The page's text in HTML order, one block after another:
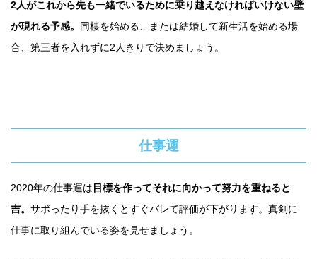
2人がこれから先も一緒でいるために乗り越えなければいけない壁
が現れる予感。 同棲を始める、または結婚して新生活を始める場
合、第三者を入れずに2人きりで決めましょう。
仕事運
2020年の仕事運は 目標を作ってそれに向かって努力を重ねると
吉。 サボったり手を抜くとすぐバレて評価が下がります。真剣に
仕事に取り組んでいる姿を見せましょう。